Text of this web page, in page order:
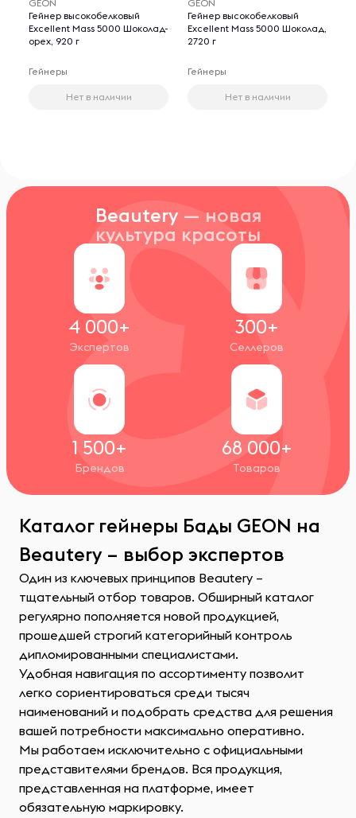
GEON
Гейнер высокобелковый
Excellent Mass 5000 Шоколад-
орех, 920 г
Гейнеры
Нет в наличии
GEON
Гейнер высокобелковый
Excellent Mass 5000 Шоколад,
2720 г
Гейнеры
Нет в наличии
Beautery — новая
культура красоты
4 000+
Экспертов
300+
Селлеров
1 500+
Брендов
68 000+
Товаров
Каталог гейнеры Бады GEON на
Beautery – выбор экспертов
Один из ключевых принципов Beautery –
тщательный отбор товаров. Обширный каталог
регулярно пополняется новой продукцией,
прошедшей строгий категорийный контроль
дипломированными специалистами.
Удобная навигация по ассортименту позволит
легко сориентироваться среди тысяч
наименований и подобрать средства для решения
вашей потребности максимально оперативно.
Мы работаем исключительно с официальными
представителями брендов. Вся продукция,
представленная на платформе, имеет
обязательную маркировку.